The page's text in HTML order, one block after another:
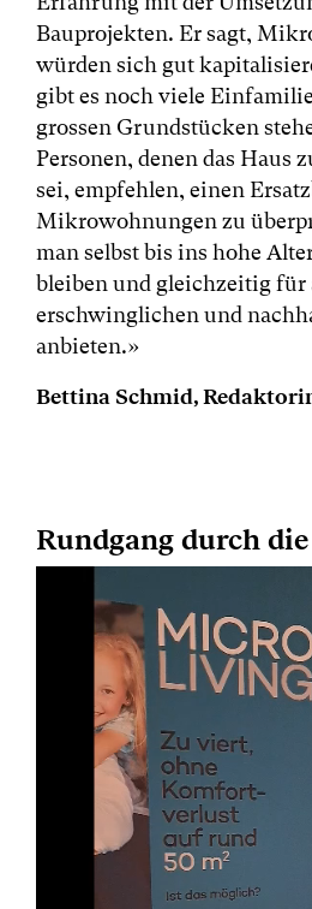
Bauprojekten. Er sagt,
würden sich gut
gibt es noch viele
grossen Grundstücken
Personen, denen das Haus
sei, empfehlen, einen
Mikrowohnungen zu
man selbst bis ins hohe
bleiben und gleichzeitig für
erschwinglichen und
anbieten.»
Bettina Schmid,
Rundgang durch